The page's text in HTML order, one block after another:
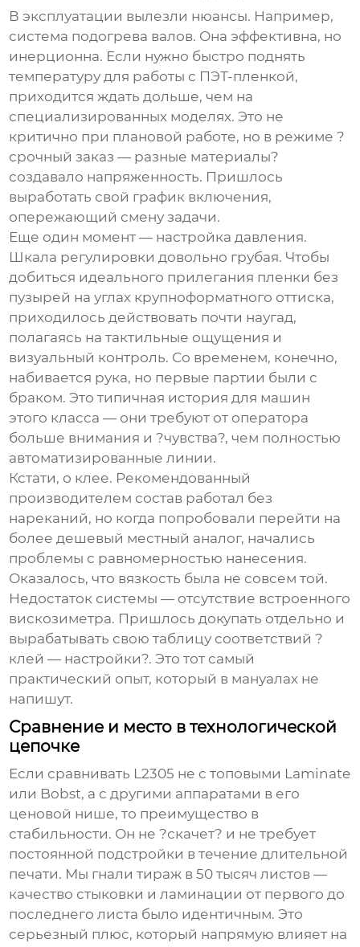
В эксплуатации вылезли нюансы. Например,
система подогрева валов. Она эффективна, но
инерционна. Если нужно быстро поднять
температуру для работы с ПЭТ-пленкой,
приходится ждать дольше, чем на
специализированных моделях. Это не
критично при плановой работе, но в режиме ?
срочный заказ — разные материалы?
создавало напряженность. Пришлось
выработать свой график включения,
опережающий смену задачи.
Еще один момент — настройка давления.
Шкала регулировки довольно грубая. Чтобы
добиться идеального прилегания пленки без
пузырей на углах крупноформатного оттиска,
приходилось действовать почти наугад,
полагаясь на тактильные ощущения и
визуальный контроль. Со временем, конечно,
набивается рука, но первые партии были с
браком. Это типичная история для машин
этого класса — они требуют от оператора
больше внимания и ?чувства?, чем полностью
автоматизированные линии.
Кстати, о клее. Рекомендованный
производителем состав работал без
нареканий, но когда попробовали перейти на
более дешевый местный аналог, начались
проблемы с равномерностью нанесения.
Оказалось, что вязкость была не совсем той.
Недостаток системы — отсутствие встроенного
вискозиметра. Пришлось докупать отдельно и
вырабатывать свою таблицу соответствий ?
клей — настройки?. Это тот самый
практический опыт, который в мануалах не
напишут.
Сравнение и место в технологической
цепочке
Если сравнивать L2305 не с топовыми Laminate
или Bobst, а с другими аппаратами в его
ценовой нише, то преимущество в
стабильности. Он не ?скачет? и не требует
постоянной подстройки в течение длительной
печати. Мы гнали тираж в 50 тысяч листов —
качество стыковки и ламинации от первого до
последнего листа было идентичным. Это
серьезный плюс, который напрямую влияет на